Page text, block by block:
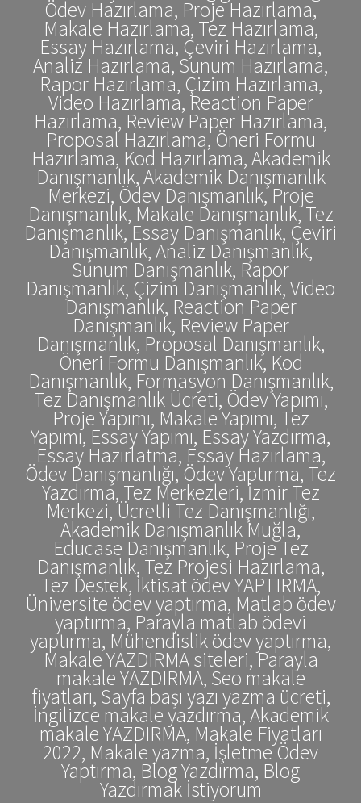
Ödev Hazırlama, Proje Hazırlama,
Makale Hazırlama, Tez Hazırlama,
Essay Hazırlama, Çeviri Hazırlama,
Analiz Hazırlama, Sunum Hazırlama,
Rapor Hazırlama, Çizim Hazırlama,
Video Hazırlama, Reaction Paper
Hazırlama, Review Paper Hazırlama,
Proposal Hazırlama, Öneri Formu
Hazırlama, Kod Hazırlama, Akademik
Danışmanlık, Akademik Danışmanlık
Merkezi, Ödev Danışmanlık, Proje
Danışmanlık, Makale Danışmanlık, Tez
Danışmanlık, Essay Danışmanlık, Çeviri
Danışmanlık, Analiz Danışmanlık,
Sunum Danışmanlık, Rapor
Danışmanlık, Çizim Danışmanlık, Video
Danışmanlık, Reaction Paper
Danışmanlık, Review Paper
Danışmanlık, Proposal Danışmanlık,
Öneri Formu Danışmanlık, Kod
Danışmanlık, Formasyon Danışmanlık,
Tez Danışmanlık Ücreti, Ödev Yapımı,
Proje Yapımı, Makale Yapımı, Tez
Yapımı, Essay Yapımı, Essay Yazdırma,
Essay Hazırlatma, Essay Hazırlama,
Ödev Danışmanlığı, Ödev Yaptırma, Tez
Yazdırma, Tez Merkezleri, İzmir Tez
Merkezi, Ücretli Tez Danışmanlığı,
Akademik Danışmanlık Muğla,
Educase Danışmanlık, Proje Tez
Danışmanlık, Tez Projesi Hazırlama,
Tez Destek, İktisat ödev YAPTIRMA,
Üniversite ödev yaptırma, Matlab ödev
yaptırma, Parayla matlab ödevi
yaptırma, Mühendislik ödev yaptırma,
Makale YAZDIRMA siteleri, Parayla
makale YAZDIRMA, Seo makale
fiyatları, Sayfa başı yazı yazma ücreti,
İngilizce makale yazdırma, Akademik
makale YAZDIRMA, Makale Fiyatları
2022, Makale yazma, İşletme Ödev
Yaptırma, Blog Yazdırma, Blog
Yazdırmak İstiyorum